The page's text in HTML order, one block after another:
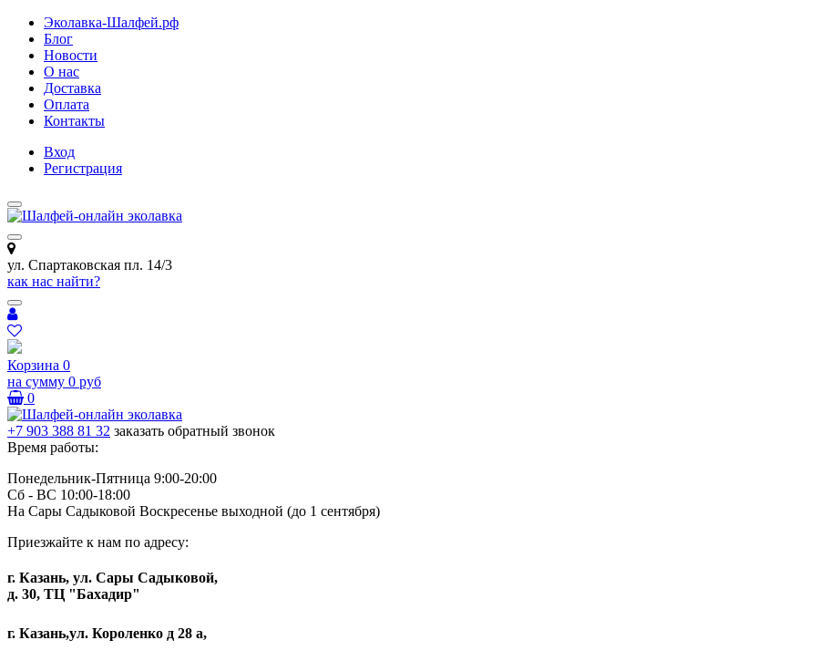
Эколавка-Шалфей.рф
Блог
Новости
О нас
Доставка
Оплата
Контакты
Вход
Регистрация
ул. Спартаковская пл. 14/3
как нас найти?
Корзина 0
на сумму 0 руб
0
+7 903 388 81 32 заказать обратный звонок
Время работы:
Понедельник-Пятница 9:00-20:00
Сб - ВС 10:00-18:00
На Сары Садыковой Воскресенье выходной (до 1 сентября)
Приезжайте к нам по адресу:
г. Казань, ул. Сары Садыковой,
д. 30, ТЦ "Бахадир"
г. Казань,ул. Короленко д 28 а,